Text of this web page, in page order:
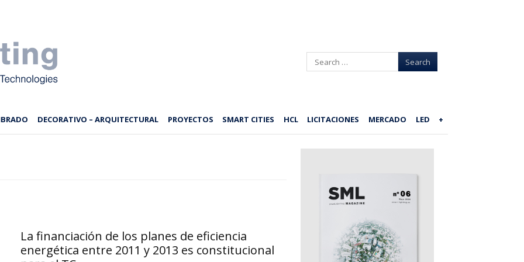
Search
DECORATIVO – ARQUITECTURAL PROYECTOS SMART CITIES HCL LICITACIONES MERCADO LED +
La financiación de los planes de eficiencia
energética entre 2011 y 2013 es constitucional